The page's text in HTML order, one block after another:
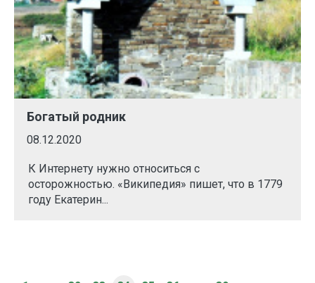
Богатый родник
08.12.2020
К Интернету нужно относиться с
осторожностью. «Википедия» пишет, что в 1779
году Екатерин...